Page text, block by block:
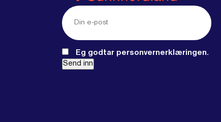
E-
post(Required)
Eg godtar personvernerklæringen.
Send inn